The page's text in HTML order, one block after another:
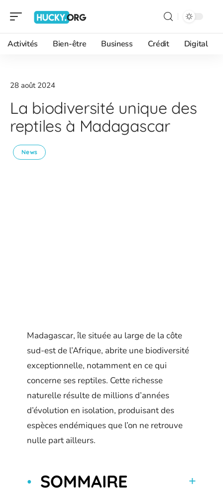
Activités Bien-être Business Crédit Digital
28 août 2024
La biodiversité unique des
reptiles à Madagascar
News
Madagascar, île située au large de la côte
sud-est de l’Afrique, abrite une biodiversité
exceptionnelle, notamment en ce qui
concerne ses reptiles. Cette richesse
naturelle résulte de millions d’années
d’évolution en isolation, produisant des
espèces endémiques que l’on ne retrouve
nulle part ailleurs.
SOMMAIRE